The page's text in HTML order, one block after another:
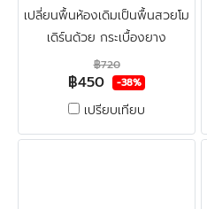
เปลี่ยนพื้นห้องเดิมเป็นพื้นสวยโม
เดิร์นด้วย กระเบื้องยาง
ลายไม้spc4มิล FLOOR-PRO +
โฟมรองปรับระดับ + ปูฟรีรวมติด
ตั้ง + ตรวจพื้นก่อนติดตั้ง คลิก
฿720
฿450 -38%
เปรียบเทียบ